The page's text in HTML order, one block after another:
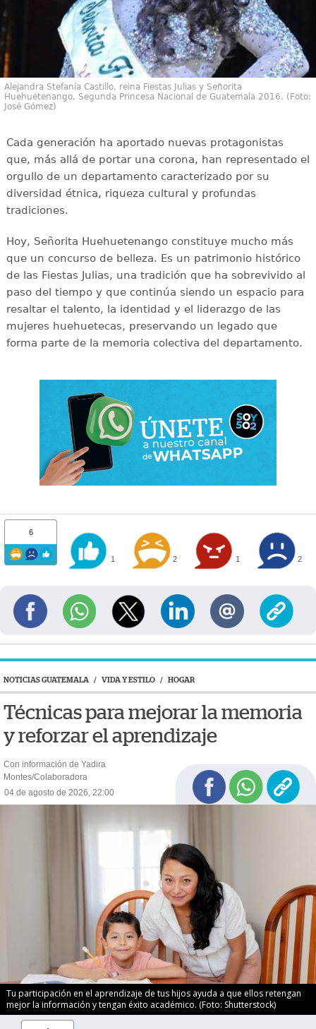
Alejandra Stefanía Castillo, reina Fiestas Julias y Señorita
Huehuetenango, Segunda Princesa Nacional de Guatemala 2016. (Foto:
José Gómez)
Cada generación ha aportado nuevas protagonistas
que, más allá de portar una corona, han representado el
orgullo de un departamento caracterizado por su
diversidad étnica, riqueza cultural y profundas
tradiciones.
Hoy, Señorita Huehuetenango constituye mucho más
que un concurso de belleza. Es un patrimonio histórico
de las Fiestas Julias, una tradición que ha sobrevivido al
paso del tiempo y que continúa siendo un espacio para
resaltar el talento, la identidad y el liderazgo de las
mujeres huehuetecas, preservando un legado que
forma parte de la memoria colectiva del departamento.
6
1 2 1 2
NOTICIAS GUATEMALA / VIDA Y ESTILO / HOGAR
Técnicas para mejorar la memoria
y reforzar el aprendizaje
Con información de Yadira
Montes/Colaboradora
04 de agosto de 2026, 22:00
Tu participación en el aprendizaje de tus hijos ayuda a que ellos retengan
mejor la información y tengan éxito académico. (Foto: Shutterstock)